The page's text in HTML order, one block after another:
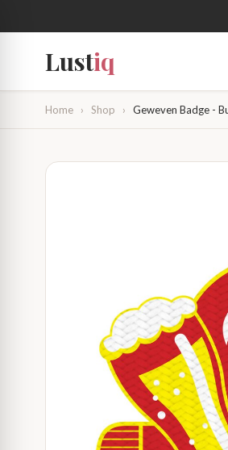
Lustiq
Home › Shop › Geweven Badge -